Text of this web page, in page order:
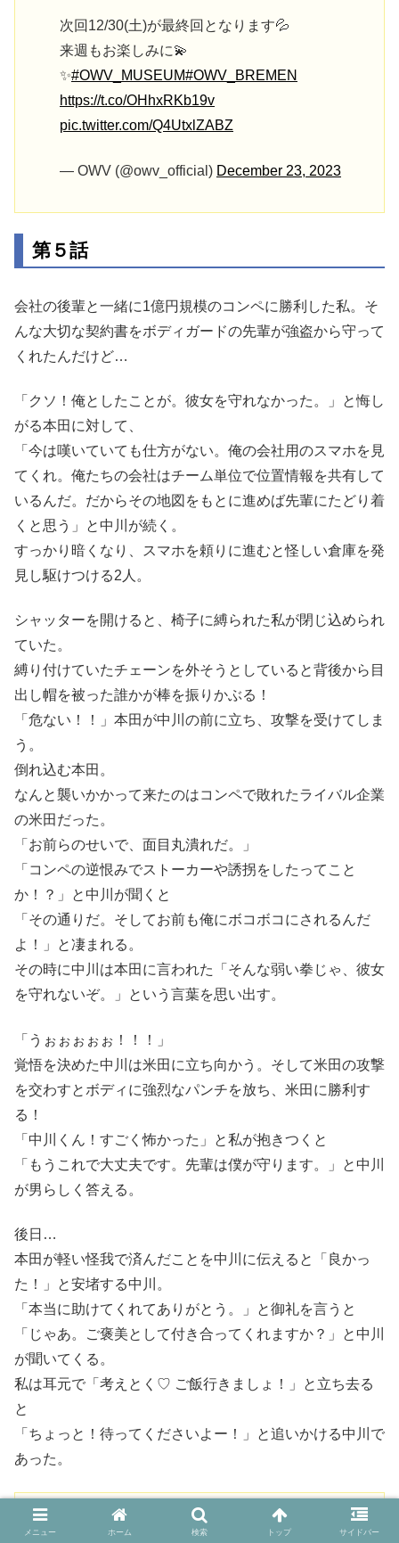
次回12/30(土)が最終回となります💦
来週もお楽しみに💫
✨#OWV_MUSEUM#OWV_BREMEN
https://t.co/OHhxRKb19v
pic.twitter.com/Q4UtxlZABZ
— OWV (@owv_official) December 23, 2023
第５話
会社の後輩と一緒に1億円規模のコンペに勝利した私。そ
んな大切な契約書をボディガードの先輩が強盗から守って
くれたんだけど…
「クソ！俺としたことが。彼女を守れなかった。」と悔し
がる本田に対して、
「今は嘆いていても仕方がない。俺の会社用のスマホを見
てくれ。俺たちの会社はチーム単位で位置情報を共有して
いるんだ。だからその地図をもとに進めば先輩にたどり着
くと思う」と中川が続く。
すっかり暗くなり、スマホを頼りに進むと怪しい倉庫を発
見し駆けつける2人。
シャッターを開けると、椅子に縛られた私が閉じ込められ
ていた。
縛り付けていたチェーンを外そうとしていると背後から目
出し帽を被った誰かが棒を振りかぶる！
「危ない！！」本田が中川の前に立ち、攻撃を受けてしま
う。
倒れ込む本田。
なんと襲いかかって来たのはコンペで敗れたライバル企業
の米田だった。
「お前らのせいで、面目丸潰れだ。」
「コンペの逆恨みでストーカーや誘拐をしたってこと
か！？」と中川が聞くと
「その通りだ。そしてお前も俺にボコボコにされるんだ
よ！」と凄まれる。
その時に中川は本田に言われた「そんな弱い拳じゃ、彼女
を守れないぞ。」という言葉を思い出す。
「うぉぉぉぉぉ！！！」
覚悟を決めた中川は米田に立ち向かう。そして米田の攻撃
を交わすとボディに強烈なパンチを放ち、米田に勝利す
る！
「中川くん！すごく怖かった」と私が抱きつくと
「もうこれで大丈夫です。先輩は僕が守ります。」と中川
が男らしく答える。
後日…
本田が軽い怪我で済んだことを中川に伝えると「良かっ
た！」と安堵する中川。
「本当に助けてくれてありがとう。」と御礼を言うと
「じゃあ。ご褒美として付き合ってくれますか？」と中川
が聞いてくる。
私は耳元で「考えとく♡ ご飯行きましょ！」と立ち去る
と
「ちょっと！待ってくださいよー！」と追いかける中川で
あった。
#OWV #本田康祐 ❤️#中川勝就
💜
明日イケドラ最終回😭
メニュー ホーム 検索 トップ サイドバー